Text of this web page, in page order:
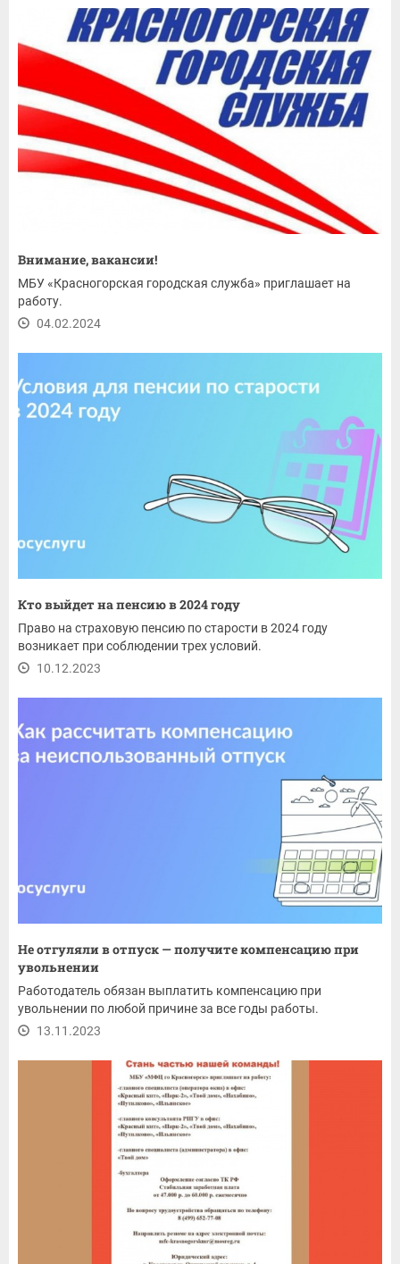
Внимание, вакансии!
МБУ «Красногорская городская служба» приглашает на
работу.
04.02.2024
Кто выйдет на пенсию в 2024 году
Право на страховую пенсию по старости в 2024 году
возникает при соблюдении трех условий.
10.12.2023
Не отгуляли в отпуск — получите компенсацию при
увольнении
Работодатель обязан выплатить компенсацию при
увольнении по любой причине за все годы работы.
13.11.2023